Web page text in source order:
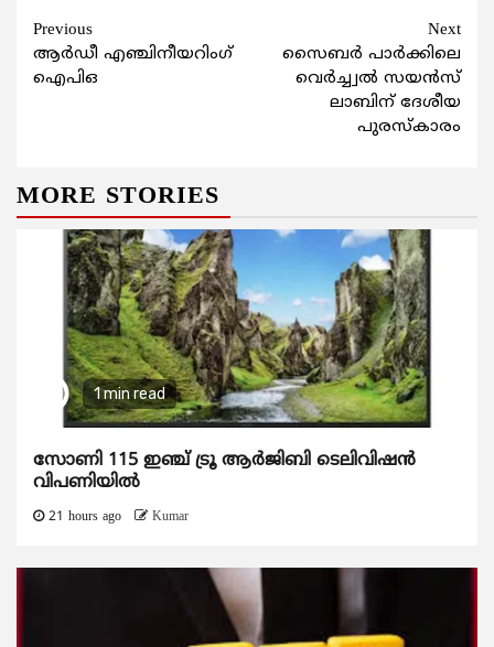
Continue
Reading
Previous
ആര്‍ഡീ എഞ്ചിനീയറിംഗ്
ഐപിഒ
Next
സൈബര്‍ പാര്‍ക്കിലെ
വെര്‍ച്ച്വല്‍ സയന്‍സ്
ലാബിന് ദേശീയ
പുരസ്കാരം
MORE STORIES
1 min read
സോണി 115 ഇഞ്ച് ട്രൂ ആർജിബി ടെലിവിഷൻ
വിപണിയിൽ
21 hours ago Kumar